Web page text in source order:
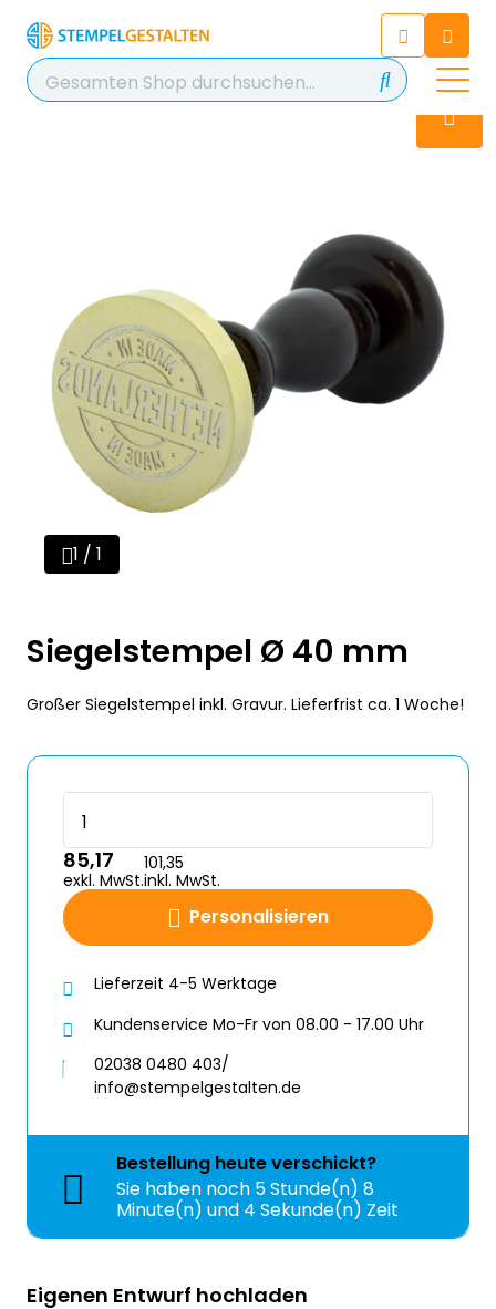
Chatten Sie 24/7 mit unserem
hilfreichen Chatbot
Kontakt
+49 2038 0480 403
1 / 1
Siegelstempel Ø 40 mm
Großer Siegelstempel inkl. Gravur. Lieferfrist ca. 1 Woche!
Personalisieren
85,17
exkl. MwSt.
101,35
inkl. MwSt.
Lieferzeit 4-5 Werktage
Kundenservice Mo-Fr von 08.00 - 17.00 Uhr
02038 0480 403/
info@stempelgestalten.de
Bestellung heuteverschickt?
Sie haben noch 5 Stunde(n) 8
Minute(n) und 4 Sekunde(n) Zeit
Eigenen Entwurf hochladen